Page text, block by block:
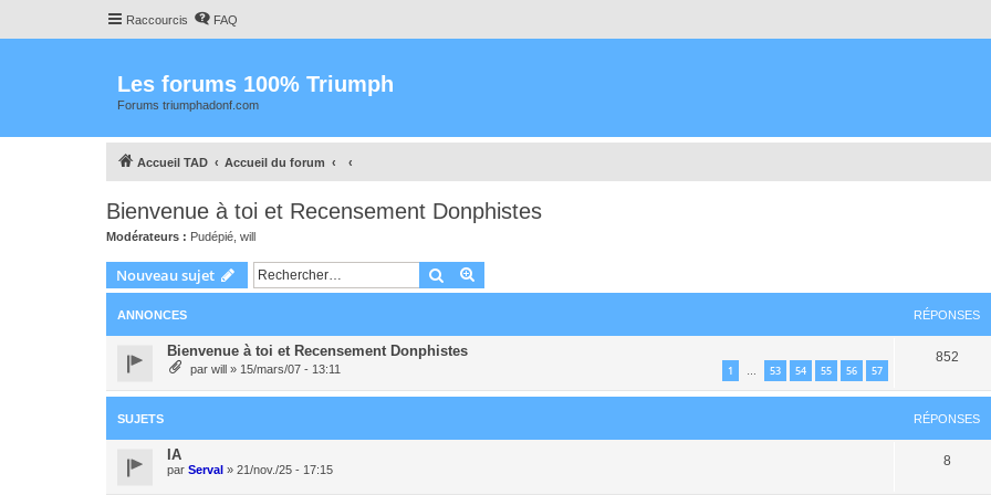
Raccourcis FAQ
Les forums 100% Triumph
Forums triumphadonf.com
Accueil TAD Accueil du forum
Bienvenue à toi et Recensement Donphistes
Modérateurs : Pudépié will
Nouveau sujet Rechercher
ANNONCES RÉPONSES
Bienvenue à toi et Recensement Donphistes
par will » 15/mars/07 - 13:11 1 … 53 54 55 56 57
852
SUJETS RÉPONSES
IA
par Serval » 21/nov./25 - 17:15
8